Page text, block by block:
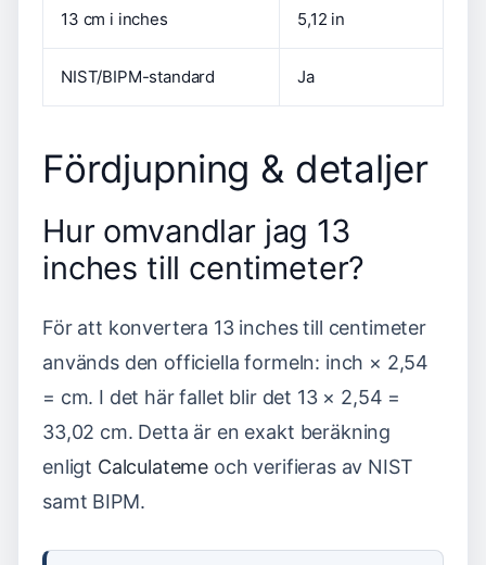
13 cm i inches 5,12 in
NIST/BIPM-standard Ja
Fördjupning & detaljer
Hur omvandlar jag 13
inches till centimeter?
För att konvertera 13 inches till centimeter
används den officiella formeln: inch × 2,54
= cm. I det här fallet blir det 13 × 2,54 =
33,02 cm. Detta är en exakt beräkning
enligt Calculateme och verifieras av NIST
samt BIPM.